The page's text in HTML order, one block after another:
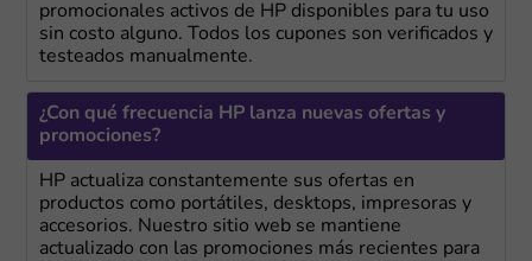
promocionales activos de HP disponibles para tu uso
sin costo alguno. Todos los cupones son verificados y
testeados manualmente.
¿Con qué frecuencia HP lanza nuevas ofertas y
promociones?
HP actualiza constantemente sus ofertas en
productos como portátiles, desktops, impresoras y
accesorios. Nuestro sitio web se mantiene
actualizado con las promociones más recientes para